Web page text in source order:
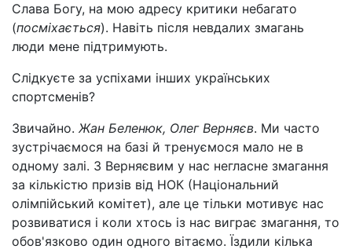
Слава Богу, на мою адресу критики небагато
(посміхається). Навіть після невдалих змагань
люди мене підтримують.
Слідкуєте за успіхами інших українських
спортсменів?
Звичайно. Жан Беленюк, Олег Верняєв. Ми часто
зустрічаємося на базі й тренуємося мало не в
одному залі. З Верняєвим у нас негласне змагання
за кількістю призів від НОК (Національний
олімпійський комітет), але це тільки мотивує нас
розвиватися і коли хтось із нас виграє змагання, то
обов'язково один одного вітаємо. Їздили кілька